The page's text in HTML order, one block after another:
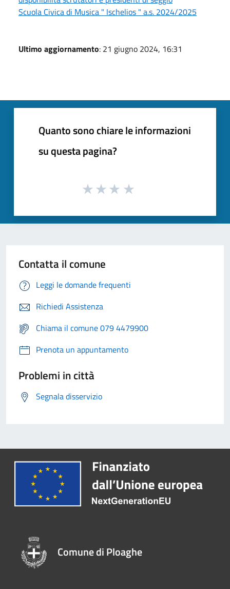
Scuola Civica di Musica " Ischelios " a.s. 2024/2025
Ultimo aggiornamento: 21 giugno 2024, 16:31
Quanto sono chiare le informazioni
su questa pagina?
Contatta il comune
Leggi le domande frequenti
Richiedi Assistenza
Chiama il comune 079 4479900
Prenota un appuntamento
Problemi in città
Segnala disservizio
Comune di Ploaghe